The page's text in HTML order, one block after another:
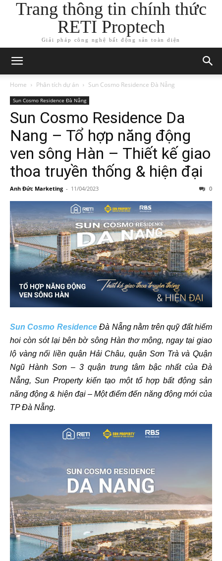
Trang thông tin chính thức
RETI Proptech
Giải pháp công nghệ bất động sản toàn diện
Home Phân tích dự án Sun Cosmo Residence Đà Nẵng
Sun Cosmo Residence Đà Nẵng
Sun Cosmo Residence Da
Nang – Tổ hợp năng động
ven sông Hàn – Thiết kế giao
thoa truyền thống & hiện đại
Anh Đức Marketing - 11/04/2023 0
Sun Cosmo ResidenceĐà Nẵng nằm trên quỹ đất hiếm
hoi còn sót lại bên bờ sông Hàn thơ mộng, ngay tại giao
lộ vàng nối liền quận Hải Châu, quận Sơn Trà và Quận
Ngũ Hành Sơn – 3 quận trung tâm bậc nhất của Đà
Nẵng, Sun Property kiến tạo một tổ hợp bất động sản
năng động & hiện đại – Một điểm đến năng động mới của
TP Đà Nẵng.